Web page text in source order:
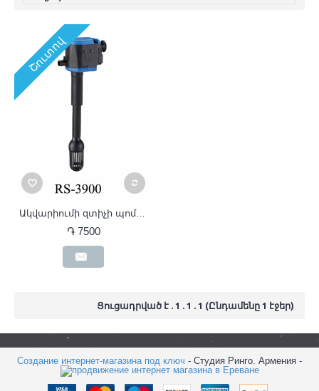
Շուտով
Ակվարիումի զտիչի պոմպ RS-3900
֏ 7500
Ցուցադրված է . 1 . 1 . 1 (Ընդամենը 1 էջեր)
Создание интернет-магазина под ключ - Студия Ринго. Армения -